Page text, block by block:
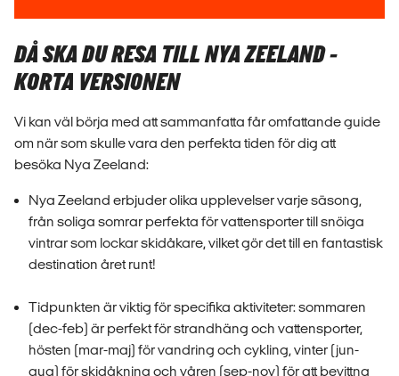
DÅ SKA DU RESA TILL NYA ZEELAND -
KORTA VERSIONEN
Vi kan väl börja med att sammanfatta får omfattande guide
om när som skulle vara den perfekta tiden för dig att
besöka Nya Zeeland:
Nya Zeeland erbjuder olika upplevelser varje säsong,
från soliga somrar perfekta för vattensporter till snöiga
vintrar som lockar skidåkare, vilket gör det till en fantastisk
destination året runt!
Tidpunkten är viktig för specifika aktiviteter: sommaren
(dec-feb) är perfekt för strandhäng och vattensporter,
hösten (mar-maj) för vandring och cykling, vinter (jun-
aug) för skidåkning och våren (sep-nov) för att bevittna